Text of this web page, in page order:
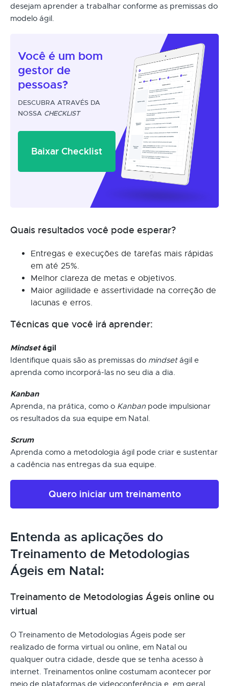
desejam aprender a trabalhar conforme as premissas do
modelo ágil.
Você é um bom
gestor de
pessoas?
DESCUBRA ATRAVÉS DA
NOSSA CHECKLIST
Baixar Checklist
Quais resultados você pode esperar?
Entregas e execuções de tarefas mais rápidas
em até 25%.
Melhor clareza de metas e objetivos.
Maior agilidade e assertividade na correção de
lacunas e erros.
Técnicas que você irá aprender:
Mindsetágil
Identifique quais são as premissas do mindsetágil e
aprenda como incorporá-las no seu dia a dia.
Kanban
Aprenda, na prática, como o Kanban pode impulsionar
os resultados da sua equipe em Natal.
Scrum
Aprenda como a metodologia ágil pode criar e sustentar
a cadência nas entregas da sua equipe.
Quero iniciar um treinamento
Entenda as aplicações do
Treinamento de Metodologias
Ágeis em Natal:
Treinamento de Metodologias Ágeis online ou
virtual
O Treinamento de Metodologias Ágeis pode ser
realizado de forma virtual ou online, em Natal ou
qualquer outra cidade, desde que se tenha acesso à
internet. Treinamentos online costumam acontecer por
meio de plataformas de videoconferência e, em geral,